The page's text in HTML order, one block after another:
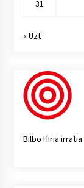
31
« Uzt
Bilbo Hiria irratia